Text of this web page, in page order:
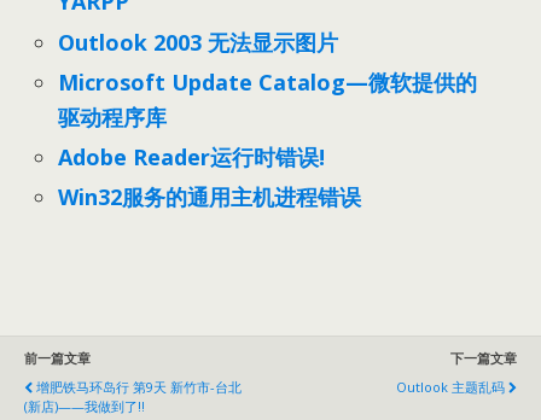
Outlook 2003 无法显示图片
Microsoft Update Catalog—微软提供的
驱动程序库
Adobe Reader运行时错误!
Win32服务的通用主机进程错误
前一篇文章
增肥铁马环岛行 第9天 新竹市-台北
(新店)——我做到了!!
下一篇文章
Outlook 主题乱码